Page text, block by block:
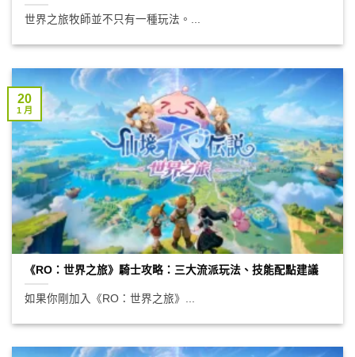
世界之旅牧師並不只有一種玩法。...
《RO：世界之旅》騎士攻略：三大流派玩法、技能配點建議
如果你剛加入《RO：世界之旅》...
20
1 月